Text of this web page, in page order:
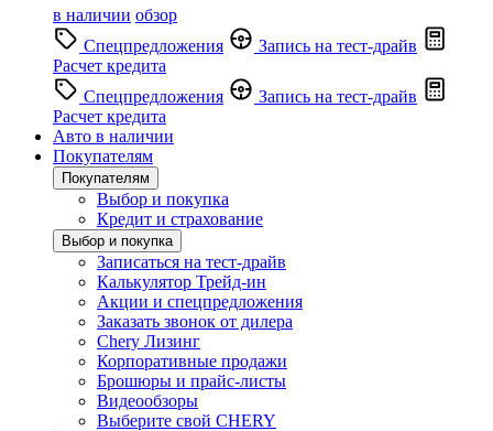
в наличии обзор
Спецпредложения
Запись на тест-драйв
Расчет кредита
Спецпредложения
Запись на тест-драйв
Расчет кредита
Авто в наличии
Покупателям
Покупателям
Выбор и покупка
Кредит и страхование
Выбор и покупка
Записаться на тест-драйв
Калькулятор Трейд-ин
Акции и спецпредложения
Заказать звонок от дилера
Chery Лизинг
Корпоративные продажи
Брошюры и прайс-листы
Видеообзоры
Выберите свой CHERY